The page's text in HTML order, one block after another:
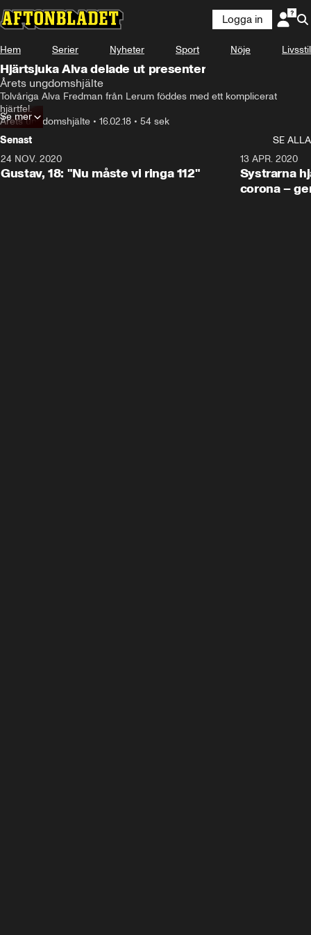
Logga in
Hem Serier Nyheter Sport Nöje Livsstil
Hjärtsjuka Alva delade ut presenter
Årets ungdomshjälte
Tolvåriga Alva Fredman från Lerum föddes med ett komplicerat
hjärtfel.
Årets ungdomshjälte • 16.02.18 • 54 sek
Se mer
Senast
SE ALLA
24 NOV. 2020
Gustav, 18: "Nu måste vi ringa 112"
13 APR. 2020
Systrarna
corona –